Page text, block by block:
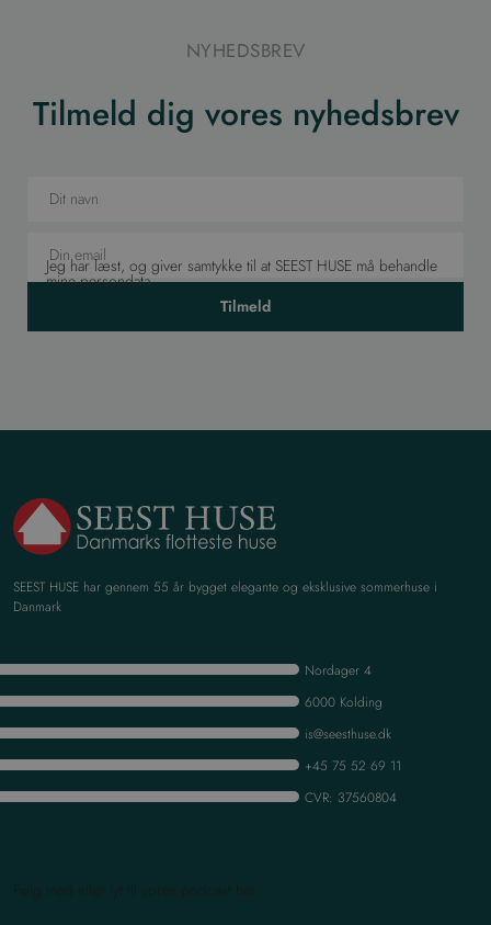
NYHEDSBREV
Tilmeld dig vores nyhedsbrev
Jeg har læst, og giver samtykke til at SEEST HUSE må behandle
mine persondata
Tilmeld
SEEST HUSE har gennem 55 år bygget elegante og eksklusive sommerhuse i
Danmark
Nordager 4
6000 Kolding
is@seesthuse.dk
+45 75 52 69 11
CVR: 37560804